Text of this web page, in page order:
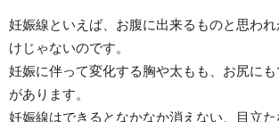
妊娠線といえば、お腹に出来るものと思わ
けじゃないのです。
妊娠に伴って変化する胸や太もも、お尻に
があります。
妊娠線はできるとなかなか消えない、目立